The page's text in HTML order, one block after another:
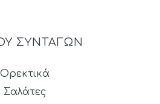
ΣΥΝΤΑΓΩΝ
Ορεκτικά
Σαλάτες